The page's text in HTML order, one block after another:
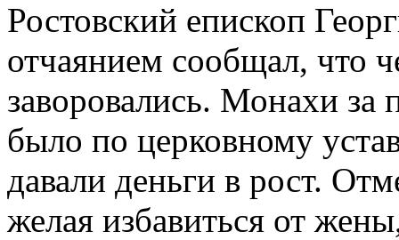
Ростовский епископ
отчаянием сообщал, что
заворовались. Монахи за
было по церковному
давали деньги в рост.
желая избавиться от